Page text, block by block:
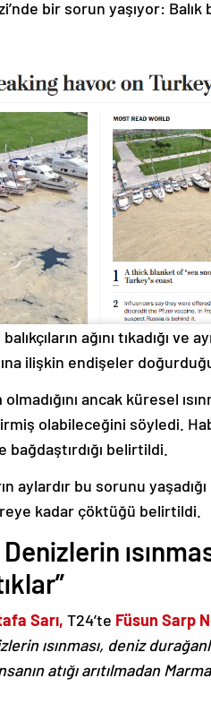
bir sorun yaşıyor: Balık
ağını tıkadığı ve
ilişkin endişeler
ancak küresel
olabileceğini söyledi.
bağdaştırdığı belirtildi.
aylardır bu sorunu yaşadığı
kadar çöktüğü belirtildi.
Sarı, T24’te Füsun Sarp
ısınması, deniz
atığı arıtılmadan